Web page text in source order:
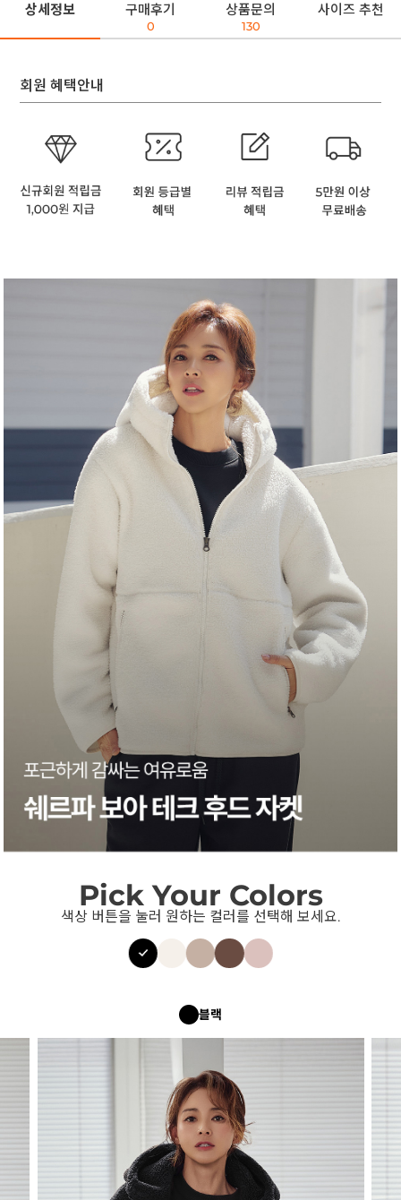
상세정보 구매후기
0
상품문의
130
사이즈 추천
회원 혜택안내
Pick Your Colors
색상 버튼을 눌러 원하는 컬러를 선택해 보세요.
블랙